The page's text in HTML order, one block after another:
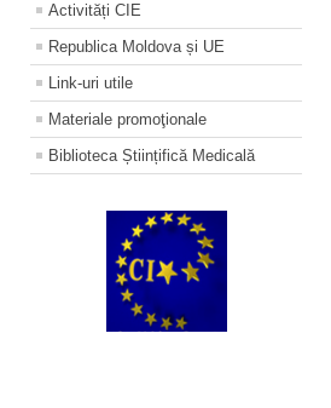
Activități CIE
Republica Moldova și UE
Link-uri utile
Materiale promoţionale
Biblioteca Științifică Medicală